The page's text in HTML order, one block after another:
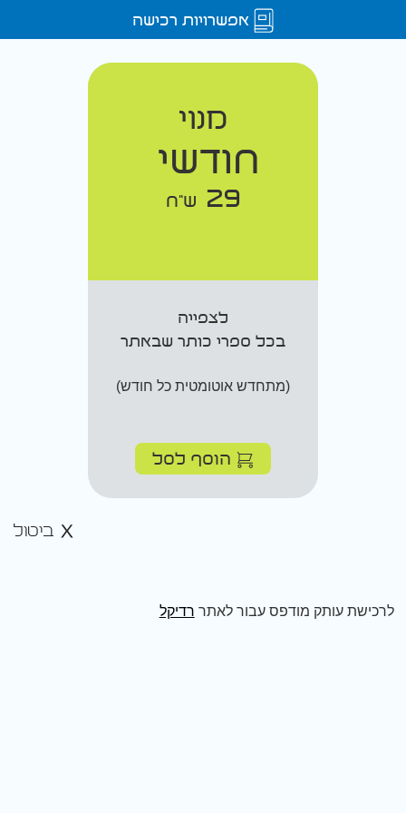
אפשרויות רכישה
מנוי
חודשי
29 ש"ח
לצפייה
בכל ספרי כותר שבאתר
(מתחדש אוטומטית כל חודש)
הוסף לסל
ביטול
לרכישת עותק מודפס עבור לאתר רדיקל